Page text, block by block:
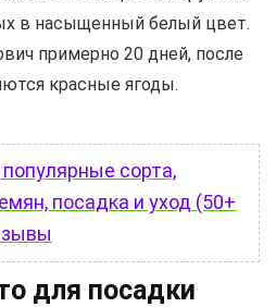
в насыщенный белый цвет.
примерно 20 дней, после
красные ягоды.
сорта,
посадка и уход (50+
для посадки